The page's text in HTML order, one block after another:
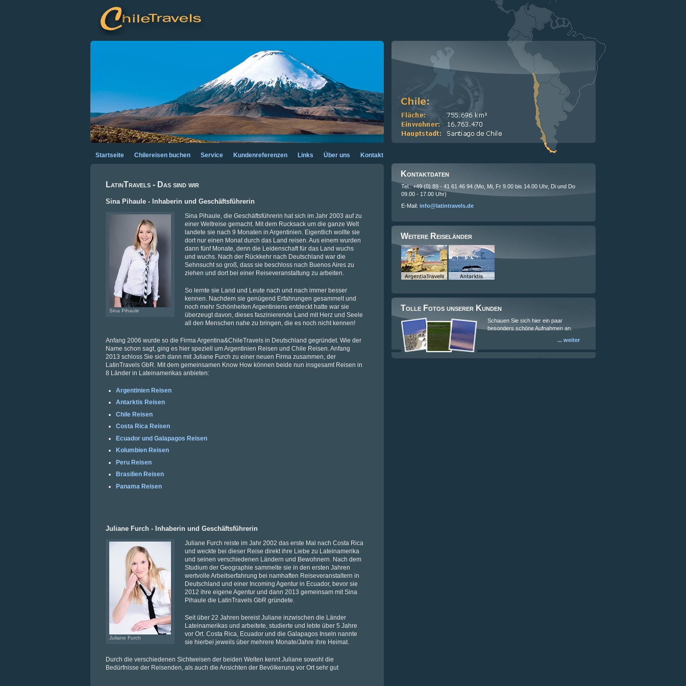
Startseite Chilereisen buchen Service Kundenreferenzen Links Über uns Kontakt
LatinTravels - Das sind wir
Sina Pihaule - Inhaberin und Geschäftsführerin
Sina Pihaule
Sina Pihaule, die Geschäftsführerin hat sich im Jahr 2003 auf zu
einer Weltreise gemacht. Mit dem Rucksack um die ganze Welt
landete sie nach 9 Monaten in Argentinien. Eigentlich wollte sie
dort nur einen Monat durch das Land reisen. Aus einem wurden
dann fünf Monate, denn die Leidenschaft für das Land wuchs
und wuchs. Nach der Rückkehr nach Deutschland war die
Sehnsucht so groß, dass sie beschloss nach Buenos Aires zu
ziehen und dort bei einer Reiseveranstaltung zu arbeiten.
So lernte sie Land und Leute nach und nach immer besser
kennen. Nachdem sie genügend Erfahrungen gesammelt und
noch mehr Schönheiten Argentiniens entdeckt hatte war sie
überzeugt davon, dieses faszinierende Land mit Herz und Seele
all den Menschen nahe zu bringen, die es noch nicht kennen!
Anfang 2006 wurde so die Firma Argentina&ChileTravels in Deutschland gegründet. Wie der
Name schon sagt, ging es hier speziell um Argentinien Reisen und Chile Reisen. Anfang
2013 schloss Sie sich dann mit Juliane Furch zu einer neuen Firma zusammen, der
LatinTravels GbR. Mit dem gemeinsamen Know How können beide nun insgesamt Reisen in
8 Länder in Lateinamerikas anbieten:
Argentinien Reisen
Antarktis Reisen
Chile Reisen
Costa Rica Reisen
Ecuador und Galapagos Reisen
Kolumbien Reisen
Peru Reisen
Brasilien Reisen
Panama Reisen
Juliane Furch - Inhaberin und Geschäftsführerin
Juliane Furch
Juliane Furch reiste im Jahr 2002 das erste Mal nach Costa Rica
und weckte bei dieser Reise direkt ihre Liebe zu Lateinamerika
und seinen verschiedenen Ländern und Bewohnern. Nach dem
Studium der Geographie sammelte sie in den ersten Jahren
wertvolle Arbeitserfahrung bei namhaften Reiseveranstaltern in
Deutschland und einer Incoming Agentur in Ecuador, bevor sie
2012 ihre eigene Agentur und dann 2013 gemeinsam mit Sina
Pihaule die LatinTravels GbR gründete.
Seit über 22 Jahren bereist Juliane inzwischen die Länder
Lateinamerikas und arbeitete, studierte und lebte über 5 Jahre
vor Ort. Costa Rica, Ecuador und die Galapagos Inseln nannte
sie hierbei jeweils über mehrere Monate/Jahre ihre Heimat.
Durch die verschiedenen Sichtweisen der beiden Welten kennt Juliane sowohl die
Bedürfnisse der Reisenden, als auch die Ansichten der Bevölkerung vor Ort sehr gut
Kontaktdaten
Tel.: +49 (0) 89 - 41 61 46 94 (Mo, Mi, Fr 9.00 bis 14.00 Uhr, Di und Do
09.00 - 17.00 Uhr)
E-Mail:info@latintravels.de
Weitere Reiseländer
Tolle Fotos unserer Kunden
Schauen Sie sich hier ein paar
besonders schöne Aufnahmen an.
... weiter